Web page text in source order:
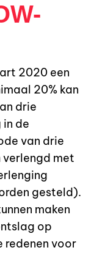
2020 een
20% kan
drie
de
van drie
verlengd met
gesteld).
maken
op
redenen voor